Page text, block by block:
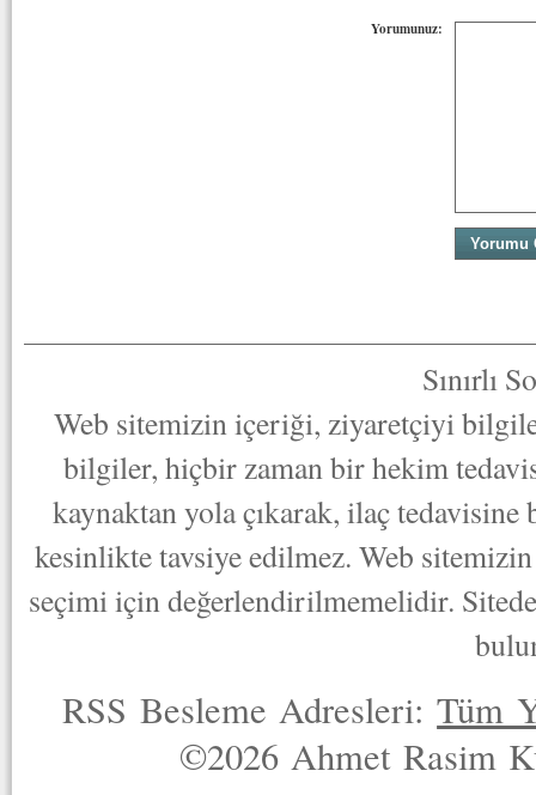
Yorumunuz:
Sınırlı
Web sitemizin içeriği, ziyaretçiyi
bilgiler, hiçbir zaman bir hekim
kaynaktan yola çıkarak, ilaç
kesinlikte tavsiye edilmez. Web
seçimi için değerlendirilmemelidir.
RSS Besleme Adresleri:Tüm
©2026 Ahmet Rasim